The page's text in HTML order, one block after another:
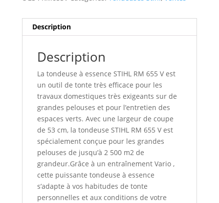
Description
Description
La tondeuse à essence STIHL RM 655 V est
un outil de tonte très efficace pour les
travaux domestiques très exigeants sur de
grandes pelouses et pour l’entretien des
espaces verts. Avec une largeur de coupe
de 53 cm, la tondeuse STIHL RM 655 V est
spécialement conçue pour les grandes
pelouses de jusqu’à 2 500 m2 de
grandeur.Grâce à un entraînement Vario ,
cette puissante tondeuse à essence
s’adapte à vos habitudes de tonte
personnelles et aux conditions de votre